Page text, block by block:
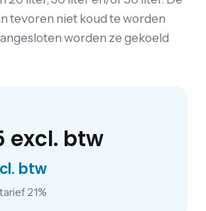
tevoren niet koud te worden
worden ze gekoeld
excl. btw
btw
21%